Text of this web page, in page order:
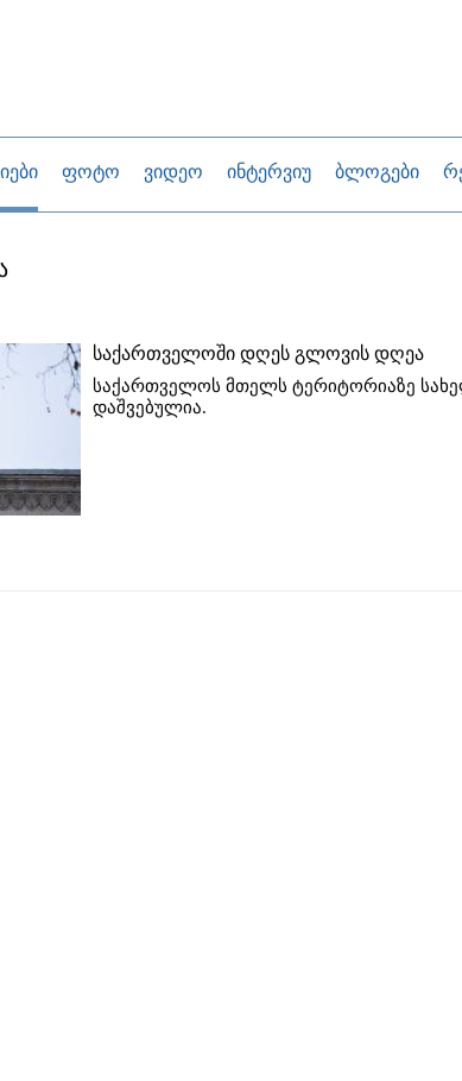
ფოტო ვიდეო ინტერვიუ ბლოგები
საქართველოში დღეს გლოვის დღეა
საქართველოს მთელს ტერიტორიაზე
დაშვებულია.